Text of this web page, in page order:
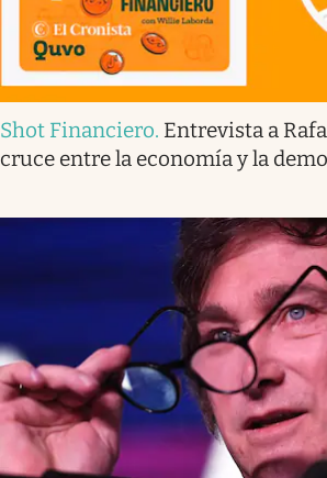
Shot Financiero. Entrevista a
cruce entre la economía y la